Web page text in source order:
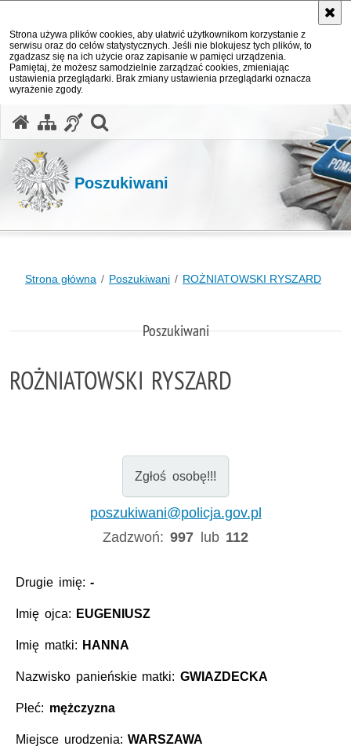
Strona używa plików cookies, aby ułatwić użytkownikom korzystanie z
serwisu oraz do celów statystycznych. Jeśli nie blokujesz tych plików, to
zgadzasz się na ich użycie oraz zapisanie w pamięci urządzenia.
Pamiętaj, że możesz samodzielnie zarządzać cookies, zmieniając
ustawienia przeglądarki. Brak zmiany ustawienia przeglądarki oznacza
wyrażenie zgody.
Poszukiwani
Strona główna Poszukiwani ROŻNIATOWSKI RYSZARD
Poszukiwani
ROŻNIATOWSKI RYSZARD
Zgłoś osobę!!!
poszukiwani@policja.gov.pl
Zadzwoń:997 lub 112
Drugie imię:-
Imię ojca: EUGENIUSZ
Imię matki: HANNA
Nazwisko panieńskie matki: GWIAZDECKA
Płeć: mężczyzna
Miejsce urodzenia:WARSZAWA